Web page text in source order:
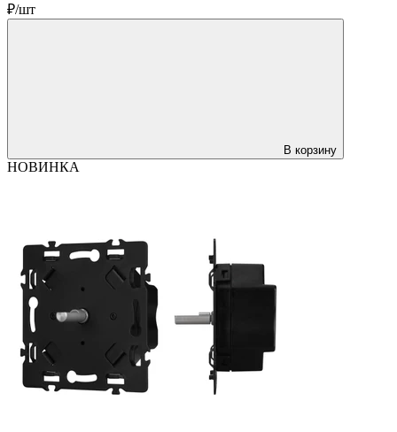
₽/шт
В корзину
НОВИНКА